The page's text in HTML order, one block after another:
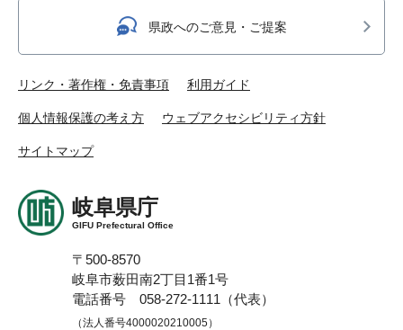
県政へのご意見・ご提案
リンク・著作権・免責事項 利用ガイド
個人情報保護の考え方 ウェブアクセシビリティ方針
サイトマップ
岐阜県庁
GIFU Prefectural Office
〒500-8570
岐阜市薮田南2丁目1番1号
電話番号 058-272-1111（代表）
（法人番号4000020210005）